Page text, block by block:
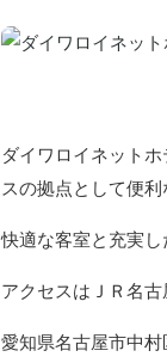
ダイワロイネット
スの拠点として便利
快適な客室と充実し
アクセスはＪＲ名
愛知県名古屋市中